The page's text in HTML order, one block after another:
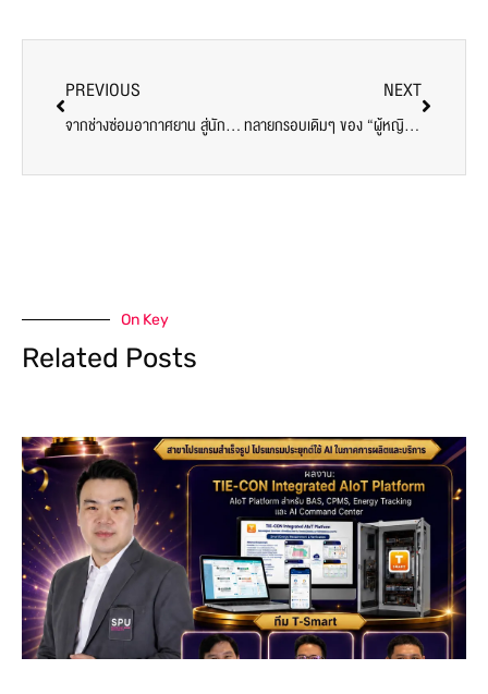
PREVIOUS
จากช่างซ่อมอากาศยาน สู่นักวิจัย AI ระดับนานาชาติ: สร้างพื้นฐานแกร่ง สู่สายงานอนาคตที่ “วิศวกรรมเครื่องกล ศรีปทุม”
NEXT
ทลายกรอบเดิมๆ ของ “ผู้หญิง” กับ “วิศวะเครื่องกล”: สู่สายงาน BIM Engineer ระดับท็อป และผู้นำเทรนด์วิศวกรรมยั่งยืน (SDGs)
On Key
Related Posts